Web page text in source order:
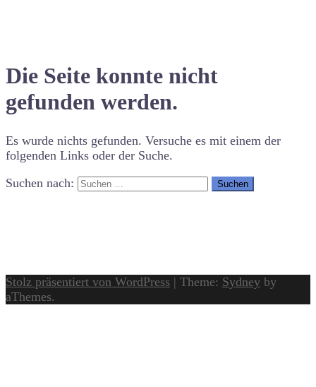
Die Seite konnte nicht
gefunden werden.
Es wurde nichts gefunden. Versuche es mit einem der
folgenden Links oder der Suche.
Suchen nach:
Stolz präsentiert von WordPress | Theme: Sydney by
aThemes.